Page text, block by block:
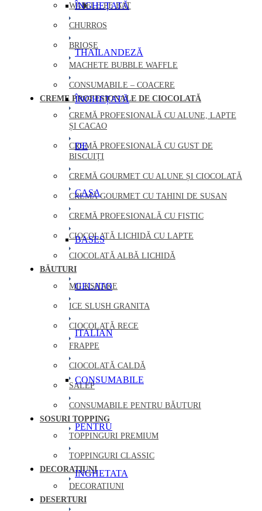
ÎNGHEȚATĂ
THAILANDEZĂ
ÎNGHEȚATĂ
DE
CASA
BASES
GELATO
ITALIAN
CONSUMABILE
PENTRU
INGHETATA
WAFFLE PE BAT
CHURROS
BRIOȘE
MACHETE BUBBLE WAFFLE
CONSUMABILE – COACERE
CREME PROFESIONALE DE CIOCOLATĂ
CREMĂ PROFESIONALĂ CU ALUNE, LAPTE
ȘI CACAO
CREMĂ PROFESIONALĂ CU GUST DE
BISCUIȚI
CREMĂ GOURMET CU ALUNE ȘI CIOCOLATĂ
CREMĂ GOURMET CU TAHINI DE SUSAN
CREMĂ PROFESIONALĂ CU FISTIC
CIOCOLATĂ LICHIDĂ CU LAPTE
CIOCOLATĂ ALBĂ LICHIDĂ
BĂUTURI
MILKSHAKE
ICE SLUSH GRANITA
CIOCOLATĂ RECE
FRAPPE
CIOCOLATĂ CALDĂ
SALEP
CONSUMABILE PENTRU BĂUTURI
SOSURI TOPPING
TOPPINGURI PREMIUM
TOPPINGURI CLASSIC
DECORATIUNI
DECORATIUNI
DESERTURI